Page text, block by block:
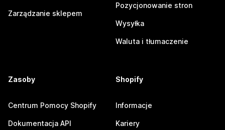
Zarządzanie sklepem
Pozycjonowanie stron
Wysyłka
Waluta i tłumaczenie
Zasoby
Centrum Pomocy Shopify
Dokumentacja API
Shopify
Informacje
Kariery